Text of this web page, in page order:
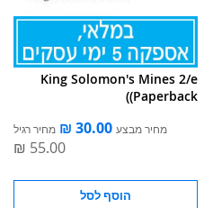
King Solomon's Mines 2/e
(Paperback)
מחיר מבצע מחיר רגיל
הוסף לסל